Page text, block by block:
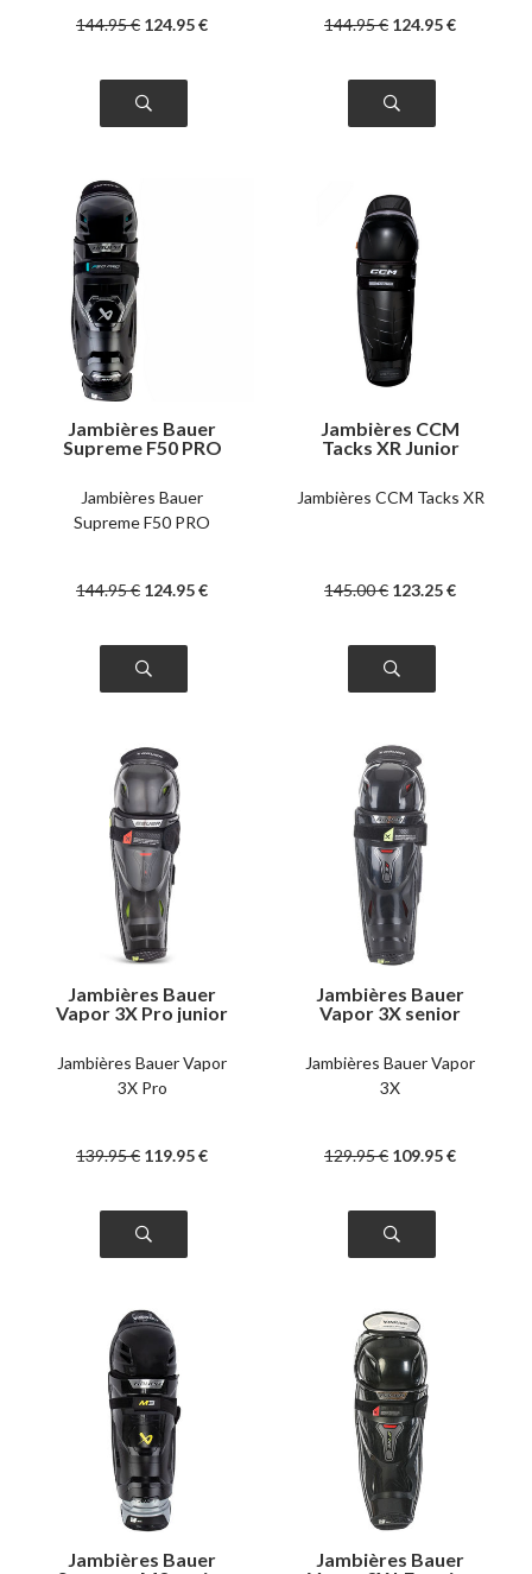
144.95€ 124.95€ 144.95€ 124.95€
Jambières Bauer
Supreme F50 PRO
Jambières Bauer
Supreme F50 PRO
144.95€ 124.95€
Jambières CCM
Tacks XR Junior
Jambières CCM Tacks XR
145.00€ 123.25€
Jambières Bauer
Vapor 3X Pro junior
Jambières Bauer Vapor
3X Pro
139.95€ 119.95€
Jambières Bauer
Vapor 3X senior
Jambières Bauer Vapor
3X
129.95€ 109.95€
Jambières Bauer
Jambières Bauer